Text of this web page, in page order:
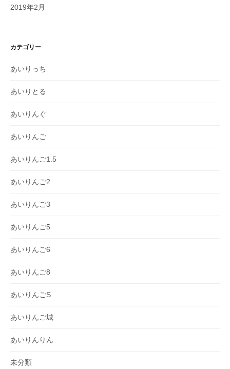
2019年2月
カテゴリー
あいりっち
あいりとる
あいりんぐ
あいりんご
あいりんご1.5
あいりんご2
あいりんご3
あいりんご5
あいりんご6
あいりんご8
あいりんごS
あいりんご城
あいりんりん
未分類